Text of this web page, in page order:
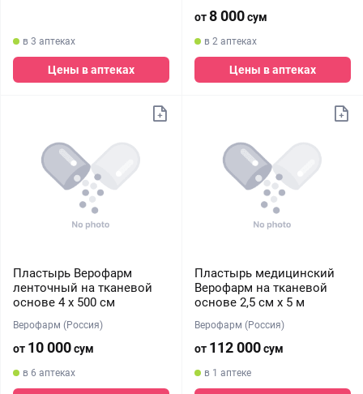
в 3 аптеках
Цены в аптеках
от8 000сум
в 2 аптеках
Цены в аптеках
Пластырь Верофарм
ленточный на тканевой
основе 4 х 500 см
Верофарм (Россия)
от 10 000сум
в 6 аптеках
Пластырь медицинский
Верофарм на тканевой
основе 2,5 см х 5 м
Верофарм (Россия)
от 112 000сум
в 1 аптеке